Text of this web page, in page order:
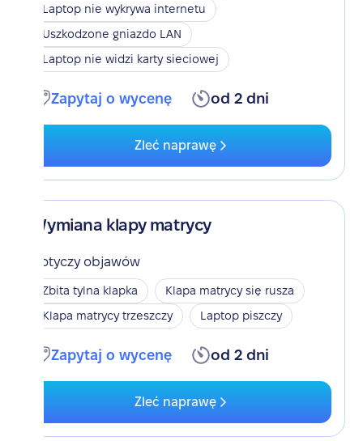
Laptop nie wykrywa internetu
Uszkodzone gniazdo LAN
Laptop nie widzi karty sieciowej
Zapytaj o wycenę od 2 dni
Zleć naprawę
Wymiana klapy matrycy
Dotyczy objawów
Zbita tylna klapka
Klapa matrycy się rusza
Klapa matrycy trzeszczy
Laptop piszczy
Zapytaj o wycenę od 2 dni
Zleć naprawę